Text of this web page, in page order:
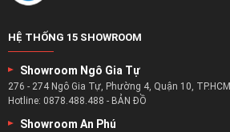
HỆ THỐNG 15 SHOWROOM
Showroom Ngô Gia Tự
276 - 274 Ngô Gia Tự, Phường 4, Quận 10, TP.HCM
Hotline: 0878.488.488 - BẢN ĐỒ
Showroom An Phú